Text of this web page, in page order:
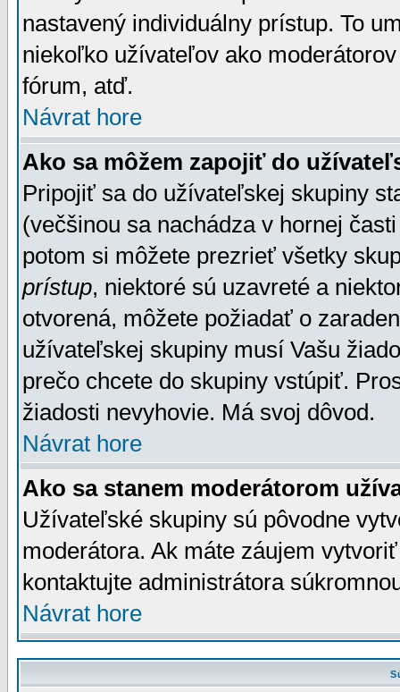
nastavený individuálny prístup. To
niekoľko užívateľov ako
fórum, atď.
Návrat hore
Ako sa môžem zapojiť do
Pripojiť sa do užívateľskej skupiny
(večšinou sa nachádza v hornej
potom si môžete prezrieť všetky
prístup, niektoré sú uzavreté a
otvorená, môžete požiadať o
užívateľskej skupiny musí Vašu
prečo chcete do skupiny vstúpiť.
žiadosti nevyhovie. Má svoj dôvod.
Návrat hore
Ako sa stanem moderátorom
Užívateľské skupiny sú pôvodne
moderátora. Ak máte záujem
kontaktujte administrátora
Návrat hore